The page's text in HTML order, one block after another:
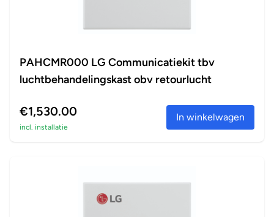
PAHCMR000 LG Communicatiekit tbv
luchtbehandelingskast obv retourlucht
€1,530.00
incl. installatie
In winkelwagen